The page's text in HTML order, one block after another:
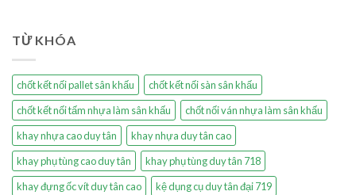
TỪ KHÓA
chốt kết nối pallet sân khấu
chốt kết nối sàn sân khấu
chốt kết nối tấm nhựa làm sân khấu
chốt nối ván nhựa làm sân khấu
khay nhựa cao duy tân
khay nhựa duy tân cao
khay phụ tùng cao duy tân
khay phụ tùng duy tân 718
khay đựng ốc vít duy tân cao
kệ dụng cụ duy tân đại 719